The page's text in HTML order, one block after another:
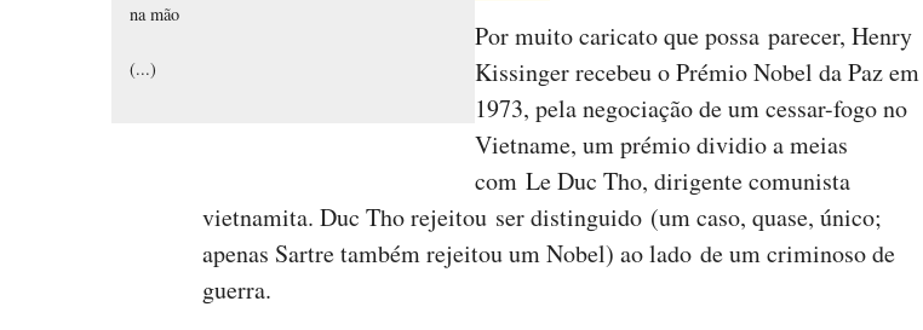
na mão
(...)
Por muito caricato que possa parecer, Henry
Kissinger recebeu o Prémio Nobel da Paz em
1973, pela negociação de um cessar-fogo no
Vietname, um prémio dividio a meias
com Le Duc Tho, dirigente comunista
vietnamita. Duc Tho rejeitou ser distinguido (um caso, quase, único;
apenas Sartre também rejeitou um Nobel) ao lado de um criminoso de
guerra.